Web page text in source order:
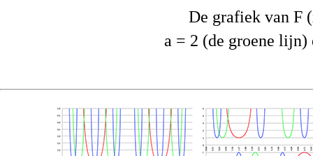
De grafiek van F
a = 2 (de groene